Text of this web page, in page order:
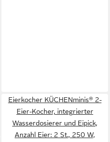
Eierkocher KÜCHENminis® 2-
Eier-Kocher, integrierter
Wasserdosierer und Eipick,
Anzahl Eier: 2 St., 250 W,